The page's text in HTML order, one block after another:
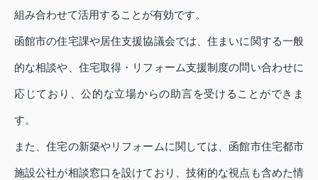
組み合わせて活用することが有効です。
函館市の住宅課や居住支援協議会では、住まいに関する一般
的な相談や、住宅取得・リフォーム支援制度の問い合わせに
応じており、公的な立場からの助言を受けることができま
す。
また、住宅の新築やリフォームに関しては、函館市住宅都市
施設公社が相談窓口を設けており、技術的な視点も含めた情